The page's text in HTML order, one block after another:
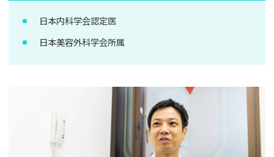
日本内科学会認定医
日本美容外科学会所属